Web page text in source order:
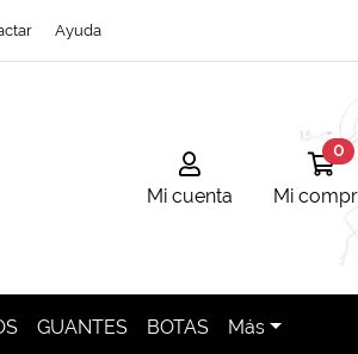
Ayuda
Mi cuenta
Mi cuenta
Ir
0
Mi
GUANTES BOTAS Más